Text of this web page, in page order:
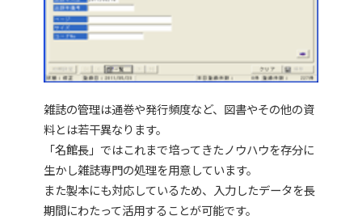
雑誌の管理は通巻や発行頻度など、図書やその他の資
料とは若干異なります。
「名館長」ではこれまで培ってきたノウハウを存分に
生かし雑誌専門の処理を用意しています。
また製本にも対応しているため、入力したデータを長
期間にわたって活用することが可能です。